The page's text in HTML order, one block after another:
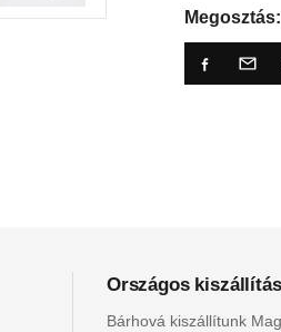
Megosztás:
Országos kiszállítás
Bárhová kiszállítunk